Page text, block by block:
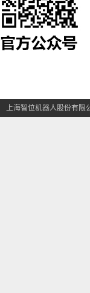
上海智位机器人股份有限